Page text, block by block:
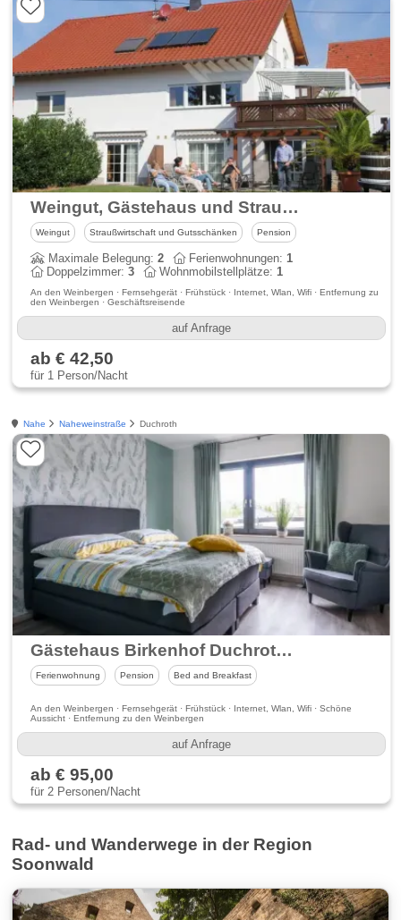
Weingut, Gästehaus und Straußwirtschaft Merz
Weingut Straußwirtschaft und Gutsschänken Pension
Maximale Belegung:2 Ferienwohnungen:1
Doppelzimmer:3 Wohnmobilstellplätze:1
An den Weinbergen · Fernsehgerät · Frühstück · Internet, Wlan, Wifi · Entfernung zu
den Weinbergen · Geschäftsreisende
auf Anfrage
ab € 42,50
für 1 Person/Nacht
Nahe Naheweinstraße Duchroth
Gästehaus Birkenhof Duchroth & Camping Nahetal Oberhausen
Ferienwohnung Pension Bed and Breakfast
An den Weinbergen · Fernsehgerät · Frühstück · Internet, Wlan, Wifi · Schöne
Aussicht · Entfernung zu den Weinbergen
auf Anfrage
ab € 95,00
für 2 Personen/Nacht
Rad- und Wanderwege in der Region
Soonwald